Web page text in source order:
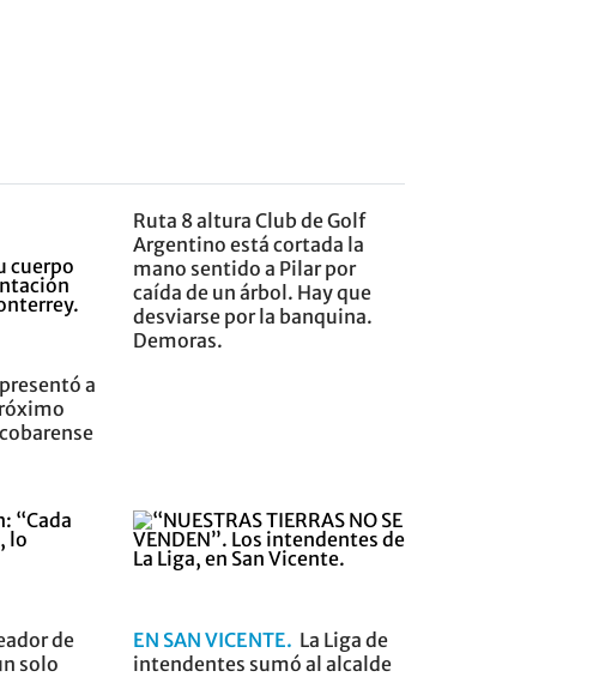
a
Ruta 8 altura Club de Golf
Argentino está cortada la
mano sentido a Pilar por
caída de un árbol. Hay que
desviarse por la banquina.
Demoras.
de
solo
EN SAN VICENTE
La Liga de
intendentes sumó al alcalde